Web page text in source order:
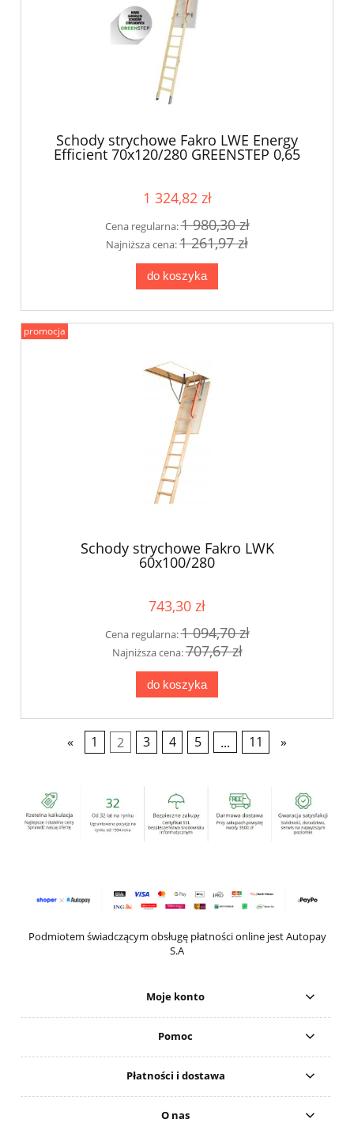
Schody strychowe Fakro LWE Energy
Efficient 70x120/280 GREENSTEP 0,65
1 324,82 zł
Cena regularna:1 980,30 zł
Najniższa cena:1 261,97 zł
do koszyka
Schody strychowe Fakro LWK
60x100/280
743,30 zł
Cena regularna:1 094,70 zł
Najniższa cena:707,67 zł
do koszyka
promocja
« 1 2 3 4 5 ... 11 »
Podmiotem świadczącym obsługę płatności online jest Autopay
S.A
Moje konto
Pomoc
Płatności i dostawa
O nas